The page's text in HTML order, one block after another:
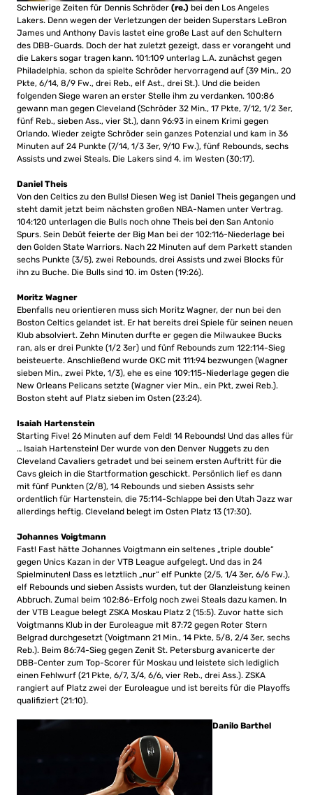
Schwierige Zeiten für Dennis Schröder (re.) bei den Los Angeles
Lakers. Denn wegen der Verletzungen der beiden Superstars LeBron
James und Anthony Davis lastet eine große Last auf den Schultern
des DBB-Guards. Doch der hat zuletzt gezeigt, dass er vorangeht und
die Lakers sogar tragen kann. 101:109 unterlag L.A. zunächst gegen
Philadelphia, schon da spielte Schröder hervorragend auf (39 Min., 20
Pkte, 6/14, 8/9 Fw., drei Reb., elf Ast., drei St.). Und die beiden
folgenden Siege waren an erster Stelle ihm zu verdanken. 100:86
gewann man gegen Cleveland (Schröder 32 Min., 17 Pkte, 7/12, 1/2 3er,
fünf Reb., sieben Ass., vier St.), dann 96:93 in einem Krimi gegen
Orlando. Wieder zeigte Schröder sein ganzes Potenzial und kam in 36
Minuten auf 24 Punkte (7/14, 1/3 3er, 9/10 Fw.), fünf Rebounds, sechs
Assists und zwei Steals. Die Lakers sind 4. im Westen (30:17).
Daniel Theis
Von den Celtics zu den Bulls! Diesen Weg ist Daniel Theis gegangen und
steht damit jetzt beim nächsten großen NBA-Namen unter Vertrag.
104:120 unterlagen die Bulls noch ohne Theis bei den San Antonio
Spurs. Sein Debüt feierte der Big Man bei der 102:116-Niederlage bei
den Golden State Warriors. Nach 22 Minuten auf dem Parkett standen
sechs Punkte (3/5), zwei Rebounds, drei Assists und zwei Blocks für
ihn zu Buche. Die Bulls sind 10. im Osten (19:26).
Moritz Wagner
Ebenfalls neu orientieren muss sich Moritz Wagner, der nun bei den
Boston Celtics gelandet ist. Er hat bereits drei Spiele für seinen neuen
Klub absolviert. Zehn Minuten durfte er gegen die Milwaukee Bucks
ran, als er drei Punkte (1/2 3er) und fünf Rebounds zum 122:114-Sieg
beisteuerte. Anschließend wurde OKC mit 111:94 bezwungen (Wagner
sieben Min., zwei Pkte, 1/3), ehe es eine 109:115-Niederlage gegen die
New Orleans Pelicans setzte (Wagner vier Min., ein Pkt, zwei Reb.).
Boston steht auf Platz sieben im Osten (23:24).
Isaiah Hartenstein
Starting Five! 26 Minuten auf dem Feld! 14 Rebounds! Und das alles für
… Isaiah Hartenstein! Der wurde von den Denver Nuggets zu den
Cleveland Cavaliers getradet und bei seinem ersten Auftritt für die
Cavs gleich in die Startformation geschickt. Persönlich lief es dann
mit fünf Punkten (2/8), 14 Rebounds und sieben Assists sehr
ordentlich für Hartenstein, die 75:114-Schlappe bei den Utah Jazz war
allerdings heftig. Cleveland belegt im Osten Platz 13 (17:30).
Johannes Voigtmann
Fast! Fast hätte Johannes Voigtmann ein seltenes „triple double“
gegen Unics Kazan in der VTB League aufgelegt. Und das in 24
Spielminuten! Dass es letztlich „nur“ elf Punkte (2/5, 1/4 3er, 6/6 Fw.),
elf Rebounds und sieben Assists wurden, tut der Glanzleistung keinen
Abbruch. Zumal beim 102:86-Erfolg noch zwei Steals dazu kamen. In
der VTB League belegt ZSKA Moskau Platz 2 (15:5). Zuvor hatte sich
Voigtmanns Klub in der Euroleague mit 87:72 gegen Roter Stern
Belgrad durchgesetzt (Voigtmann 21 Min., 14 Pkte, 5/8, 2/4 3er, sechs
Reb.). Beim 86:74-Sieg gegen Zenit St. Petersburg avanicerte der
DBB-Center zum Top-Scorer für Moskau und leistete sich lediglich
einen Fehlwurf (21 Pkte, 6/7, 3/4, 6/6, vier Reb., drei Ass.). ZSKA
rangiert auf Platz zwei der Euroleague und ist bereits für die Playoffs
qualifiziert (21:10).
Danilo Barthel